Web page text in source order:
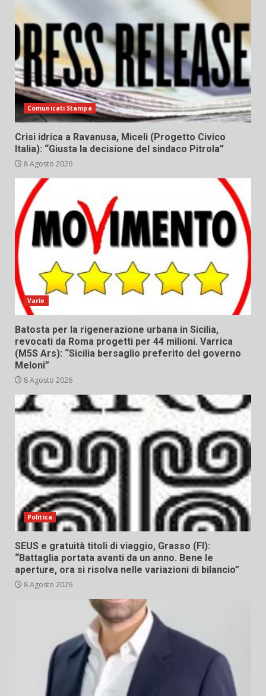
Comunicati Stampa
Crisi idrica a Ravanusa, Miceli (Progetto Civico
Italia): “Giusta la decisione del sindaco Pitrola”
8 Agosto 2026
Varie
Batosta per la rigenerazione urbana in Sicilia,
revocati da Roma progetti per 44 milioni. Varrica
(M5S Ars): “Sicilia bersaglio preferito del governo
Meloni”
8 Agosto 2026
Politica
SEUS e gratuità titoli di viaggio, Grasso (FI):
“Battaglia portata avanti da un anno. Bene le
aperture, ora si risolva nelle variazioni di bilancio”
8 Agosto 2026